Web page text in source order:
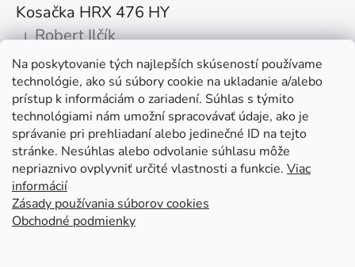
Na poskytovanie tých najlepších skúseností používame
technológie, ako sú súbory cookie na ukladanie a/alebo
prístup k informáciám o zariadení. Súhlas s týmito
technológiami nám umožní spracovávať údaje, ako je
správanie pri prehliadaní alebo jedinečné ID na tejto
stránke. Nesúhlas alebo odvolanie súhlasu môže
nepriaznivo ovplyvniť určité vlastnosti a funkcie. Viac
informácií
Zásady používania súborov cookies
Obchodné podmienky
Kosačka HRX 476 HY
Hodnotenie produktu je 5 z 5 hviezdičiek.
| Robert Ilčík
Super. Odporúčam
Facebook
Kolex, s.r.o. - webstránka